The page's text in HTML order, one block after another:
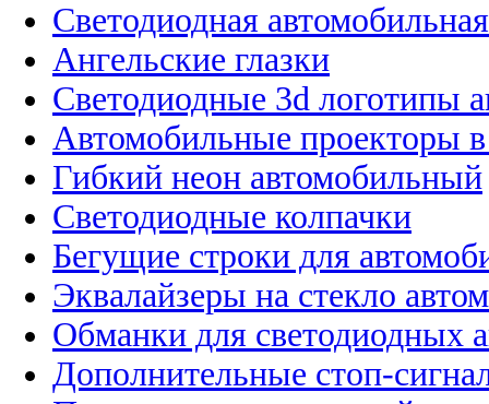
Светодиодная
Ангельские глазки
Светодиодные 3d логотипы
Автомобильные проекторы
Гибкий неон автомобильный
Светодиодные колпачки
Бегущие строки для
Эквалайзеры на стекло
Обманки для светодиодных
Дополнительные стоп-